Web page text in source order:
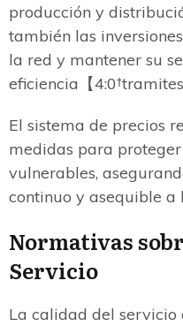
producción y
también las
la red y mantener su
eficiencia【
El sistema de precios
medidas para
vulnerables,
continuo y asequible a
Normativas
Servicio
La calidad del